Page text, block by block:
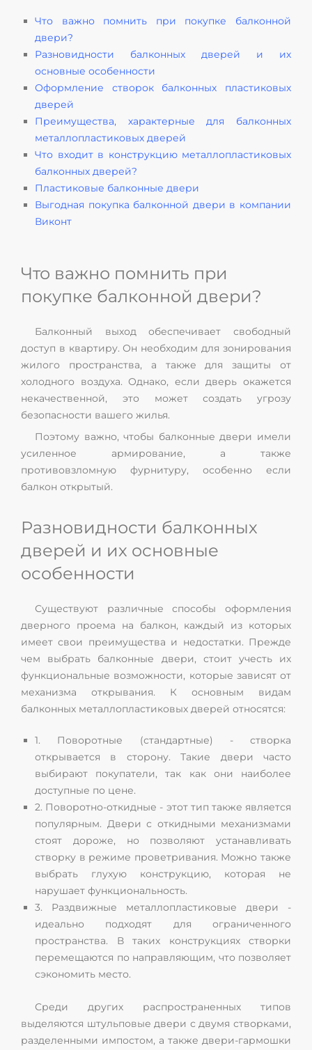
Что важно помнить при покупке балконной
двери?
Разновидности балконных дверей и их
основные особенности
Оформление створок балконных пластиковых
дверей
Преимущества, характерные для балконных
металлопластиковых дверей
Что входит в конструкцию металлопластиковых
балконных дверей?
Пластиковые балконные двери
Выгодная покупка балконной двери в компании
Виконт
Что важно помнить при
покупке балконной двери?
Балконный выход обеспечивает свободный
доступ в квартиру. Он необходим для зонирования
жилого пространства, а также для защиты от
холодного воздуха. Однако, если дверь окажется
некачественной, это может создать угрозу
безопасности вашего жилья.
Поэтому важно, чтобы балконные двери имели
усиленное армирование, а также
противовзломную фурнитуру, особенно если
балкон открытый.
Разновидности балконных
дверей и их основные
особенности
Существуют различные способы оформления
дверного проема на балкон, каждый из которых
имеет свои преимущества и недостатки. Прежде
чем выбрать балконные двери, стоит учесть их
функциональные возможности, которые зависят от
механизма открывания. К основным видам
балконных металлопластиковых дверей относятся:
1. Поворотные (стандартные) - створка
открывается в сторону. Такие двери часто
выбирают покупатели, так как они наиболее
доступные по цене.
2. Поворотно-откидные - этот тип также является
популярным. Двери с откидными механизмами
стоят дороже, но позволяют устанавливать
створку в режиме проветривания. Можно также
выбрать глухую конструкцию, которая не
нарушает функциональность.
3. Раздвижные металлопластиковые двери -
идеально подходят для ограниченного
пространства. В таких конструкциях створки
перемещаются по направляющим, что позволяет
сэкономить место.
Среди других распространенных типов
выделяются штульповые двери с двумя створками,
разделенными импостом, а также двери-гармошки